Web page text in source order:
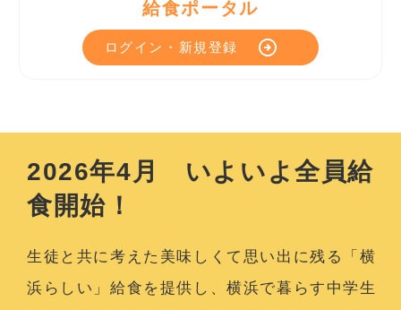
給食ポータル
ログイン・新規登録
2026年4月 いよいよ全員給
食開始！
生徒と共に考えた美味しくて思い出に残る「横
浜らしい」給食を提供し、横浜で暮らす中学生